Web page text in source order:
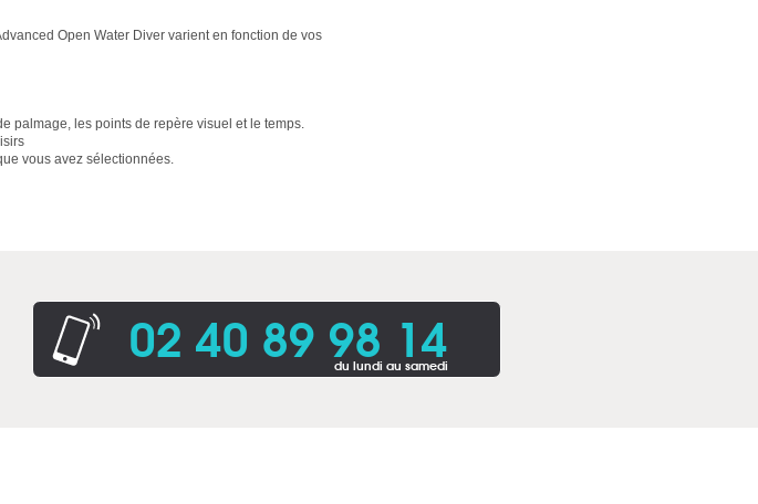
Open Water Diver varient en fonction de vos
palmage, les points de repère visuel et le temps.
vous avez sélectionnées.
02 40 89 98 14
du lundi au samedi